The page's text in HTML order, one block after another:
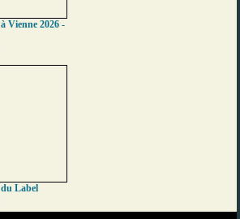
Vienne 2026 -
Label